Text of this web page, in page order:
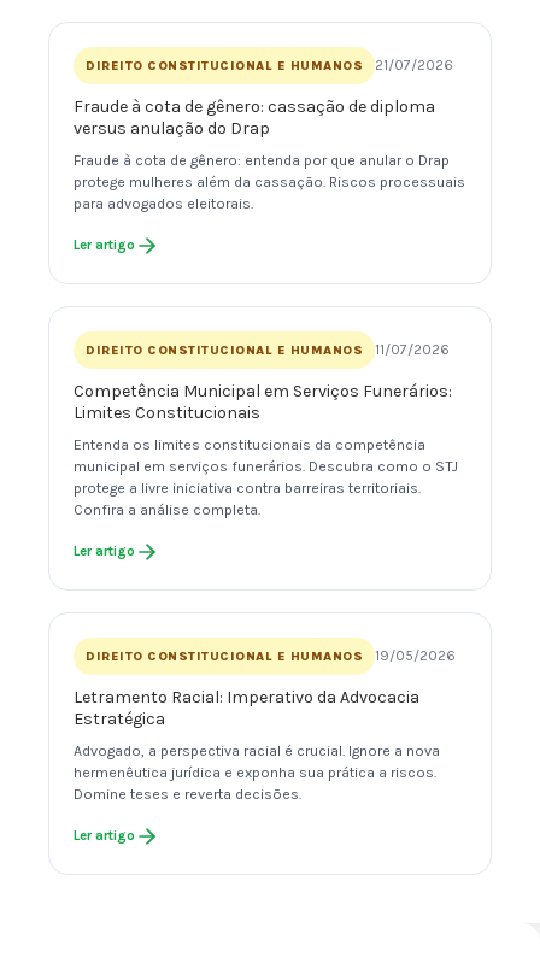
DIREITO CONSTITUCIONAL E HUMANOS 21/07/2026
Fraude à cota de gênero: cassação de diploma
versus anulação do Drap
Fraude à cota de gênero: entenda por que anular o Drap
protege mulheres além da cassação. Riscos processuais
para advogados eleitorais.
Ler artigo
DIREITO CONSTITUCIONAL E HUMANOS 11/07/2026
Competência Municipal em Serviços Funerários:
Limites Constitucionais
Entenda os limites constitucionais da competência
municipal em serviços funerários. Descubra como o STJ
protege a livre iniciativa contra barreiras territoriais.
Confira a análise completa.
Ler artigo
DIREITO CONSTITUCIONAL E HUMANOS 19/05/2026
Letramento Racial: Imperativo da Advocacia
Estratégica
Advogado, a perspectiva racial é crucial. Ignore a nova
hermenêutica jurídica e exponha sua prática a riscos.
Domine teses e reverta decisões.
Ler artigo